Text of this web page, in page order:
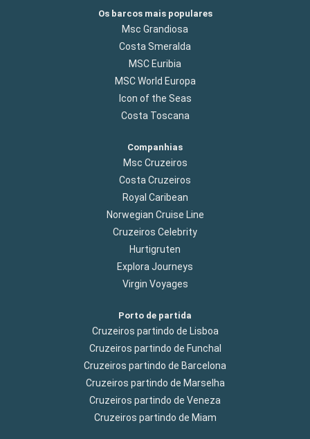
Os barcos mais populares
Msc Grandiosa
Costa Smeralda
MSC Euribia
MSC World Europa
Icon of the Seas
Costa Toscana
Companhias
Msc Cruzeiros
Costa Cruzeiros
Royal Caribean
Norwegian Cruise Line
Cruzeiros Celebrity
Hurtigruten
Explora Journeys
Virgin Voyages
Porto de partida
Cruzeiros partindo de Lisboa
Cruzeiros partindo de Funchal
Cruzeiros partindo de Barcelona
Cruzeiros partindo de Marselha
Cruzeiros partindo de Veneza
Cruzeiros partindo de Miam